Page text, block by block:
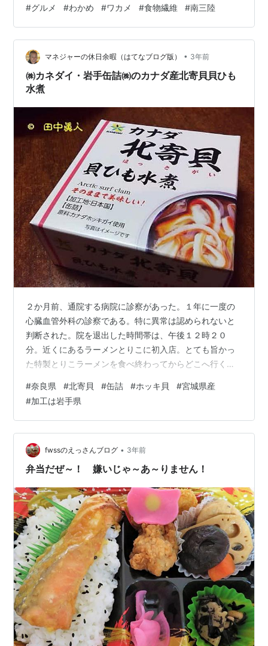
す。 綺麗な髪の毛でいたいのでこれからも食べ続けるよ
うにします。 『宮城県産 めかぶ』は南三陸の自然豊かな
めかぶを加熱し、冷水で急速冷却し、水切りをして商品
化。 食べきりサイズの3個パックです。 税込み170円。
裏面。 製造者はマルダイ…
#グルメ #わかめ #ワカメ #食物繊維 #南三陸
マネジャーの休日余暇（はてなブログ版） • 3年前
㈱カネダイ・岩手缶詰㈱のカナダ産北寄貝貝ひも
水煮
２か月前、通院する病院に診察があった。１年に一度の
心臓血管外科の診察である。特に異常は認められないと
判断された。院を退出した時間帯は、午後１２時２０
分。近くにあるラーメンとりこに初入店。とても旨かっ
た特製とりこラーメンを食べ終わってからどこへ行く。
こまで行けたら、ちょっと足を伸ばして買いたい商品が
ある。お目当てはＳＤ食品の冷凍お好み焼き。家族みな
に喜ばれる美味しい冷凍お好み焼き。売っているお店は
ＤＣＭダイキ天理店。売り場は産直市。入店したら売り
場に何があるのか、一通り見て廻る。買いたいが、手が
でない鮮魚売り場。三枚おろしにしてくれるんならな
#奈良県 #北寄貝 #缶詰 #ホッキ貝 #宮城県産
#加工は岩手県
fwssのえっさんブログ • 3年前
弁当だぜ～！ 嫌いじゃ～あ～りません！